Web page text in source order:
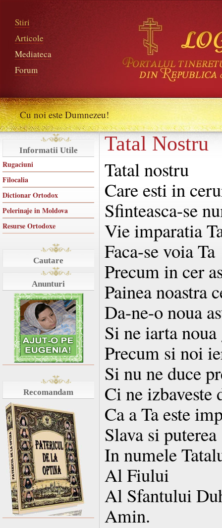
Stiri
Articole
Mediateca
Forum
Cu noi este Dumnezeu!
Informatii Utile
Rugaciuni
Filocalia
Dictionar Ortodox
Pelerinaje in Moldova
Resurse Ortodoxe
Cautare
Anunturi
Recomandam
Tatal Nostru
Tatal nostru
Care esti in
Sfinteasca-se
Vie imparatia
Faca-se voia Ta
Precum in cer
Painea noastra
Da-ne-o noua
Si ne iarta
Precum si noi
Si nu ne duce
Ci ne izbaveste
Ca a Ta este
Slava si puterea
In numele
Al Fiului
Al Sfantului
Amin.